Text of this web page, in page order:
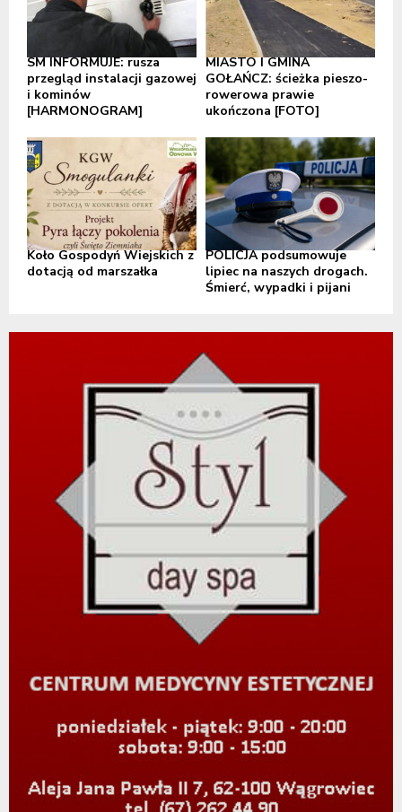
SM INFORMUJE: rusza
przegląd instalacji gazowej
i kominów
[HARMONOGRAM]
MIASTO I GMINA
GOŁAŃCZ: ścieżka pieszo-
rowerowa prawie
ukończona [FOTO]
Koło Gospodyń Wiejskich z
dotacją od marszałka
POLICJA podsumowuje
lipiec na naszych drogach.
Śmierć, wypadki i pijani